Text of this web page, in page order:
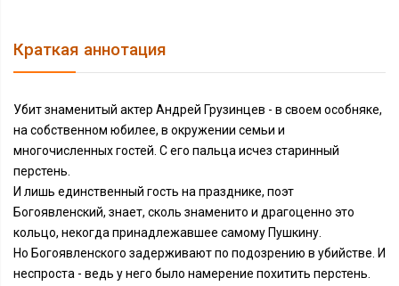
Краткая аннотация
Убит знаменитый актер Андрей Грузинцев - в своем особняке,
на собственном юбилее, в окружении семьи и
многочисленных гостей. С его пальца исчез старинный
перстень.
И лишь единственный гость на празднике, поэт
Богоявленский, знает, сколь знаменито и драгоценно это
кольцо, некогда принадлежавшее самому Пушкину.
Но Богоявленского задерживают по подозрению в убийстве. И
неспроста - ведь у него было намерение похитить перстень.